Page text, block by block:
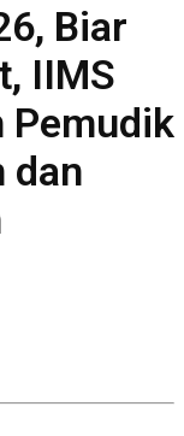
Biar
IIMS
Pemudik
dan